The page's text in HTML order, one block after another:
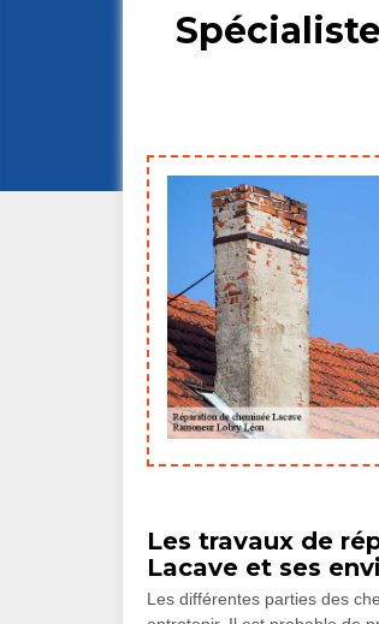
Les travaux de
Lacave et ses
Les différentes parties des